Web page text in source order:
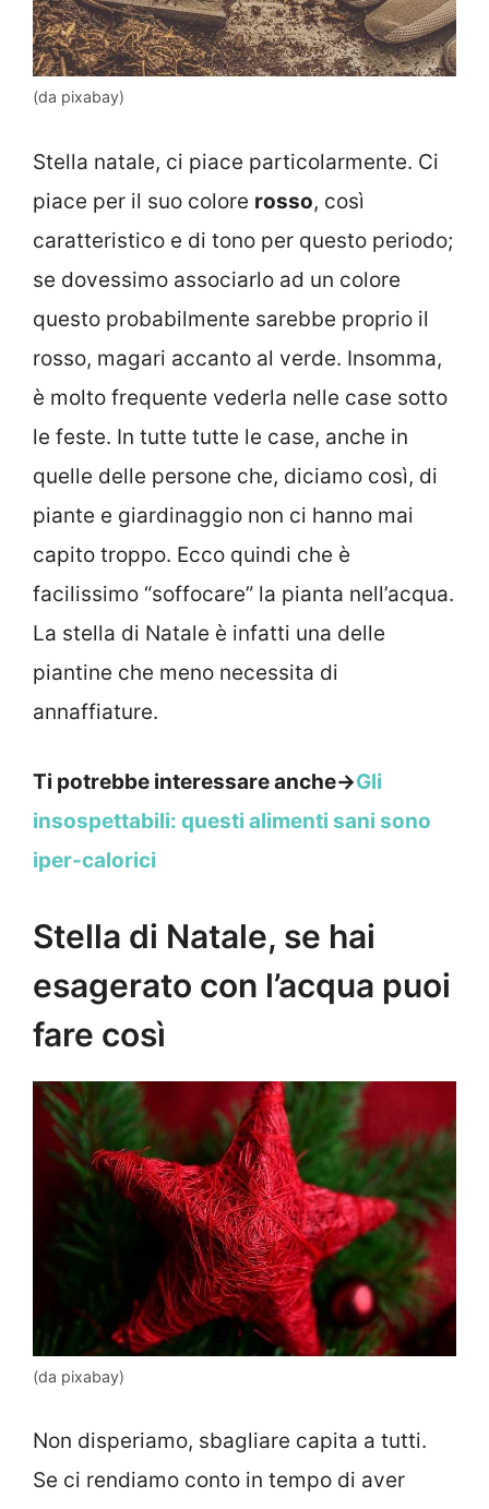
(da pixabay)
Stella natale, ci piace particolarmente. Ci
piace per il suo colore rosso, così
caratteristico e di tono per questo periodo;
se dovessimo associarlo ad un colore
questo probabilmente sarebbe proprio il
rosso, magari accanto al verde. Insomma,
è molto frequente vederla nelle case sotto
le feste. In tutte tutte le case, anche in
quelle delle persone che, diciamo così, di
piante e giardinaggio non ci hanno mai
capito troppo. Ecco quindi che è
facilissimo “soffocare” la pianta nell’acqua.
La stella di Natale è infatti una delle
piantine che meno necessita di
annaffiature.
Ti potrebbe interessare anche->Gli
insospettabili: questi alimenti sani sono
iper-calorici
Stella di Natale, se hai
esagerato con l’acqua puoi
fare così
(da pixabay)
Non disperiamo, sbagliare capita a tutti.
Se ci rendiamo conto in tempo di aver